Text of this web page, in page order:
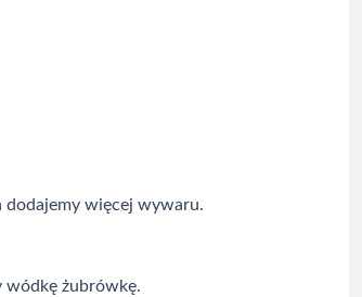
dodajemy więcej wywaru.
wódkę żubrówkę.